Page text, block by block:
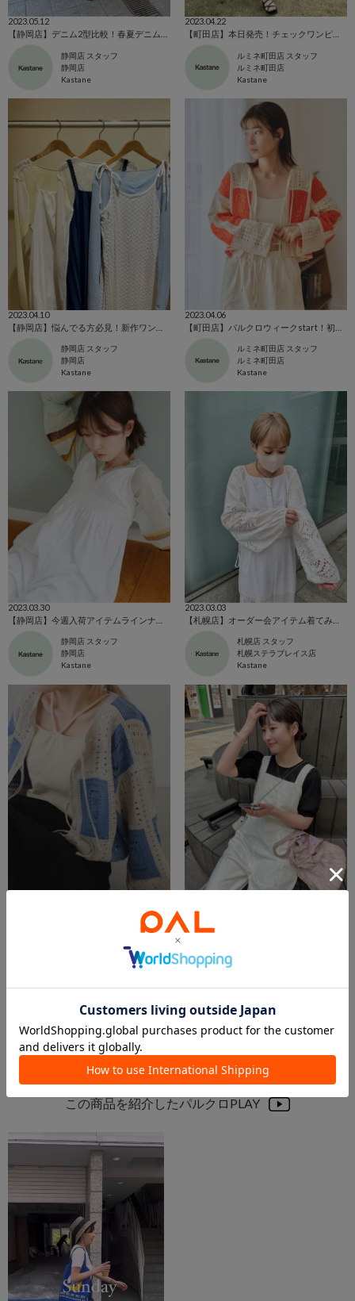
2023.05.12
静岡店 スタッフ
静岡店
Kastane
2023.04.22
【町田店】本日発売！チェックワンピース！
ルミネ町田店 スタッフ
ルミネ町田店
Kastane
2023.04.10
静岡店 スタッフ
静岡店
Kastane
2023.04.06
ルミネ町田店 スタッフ
ルミネ町田店
Kastane
2023.03.30
静岡店 スタッフ
静岡店
Kastane
2023.03.03
【札幌店】オーダー会アイテム着てみました！！
札幌店 スタッフ
札幌ステラプレイス店
Kastane
【札幌店】3/4,5オーダー会ラインナップ紹介！
札幌ステラプレイス店
この商品を紹介したパルクロPLAY